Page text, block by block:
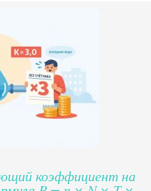
коэффициент на